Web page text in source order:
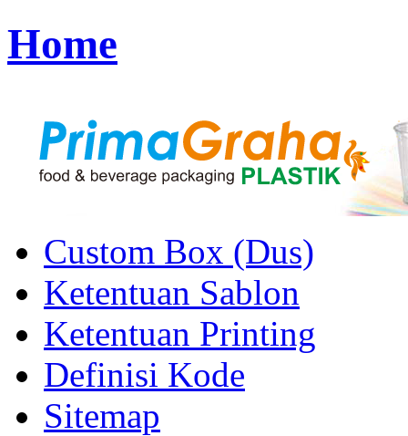
Home
Custom Box (Dus)
Ketentuan Sablon
Ketentuan Printing
Definisi Kode
Sitemap